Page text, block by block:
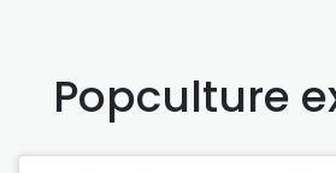
Popculture